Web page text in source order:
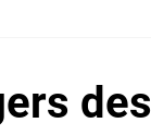
des